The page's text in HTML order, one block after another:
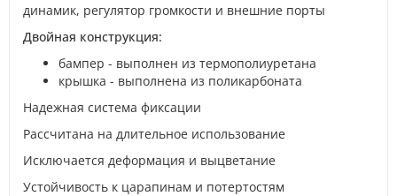
динамик, регулятор громкости и внешние порты
Двойная конструкция:
бампер - выполнен из термополиуретана
крышка - выполнена из поликарбоната
Надежная система фиксации
Рассчитана на длительное использование
Исключается деформация и выцветание
Устойчивость к царапинам и потертостям